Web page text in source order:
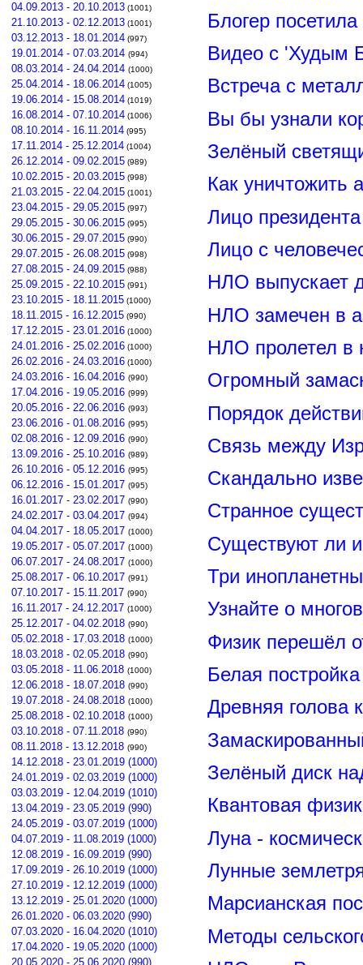
04.09.2013 - 20.10.2013 (1001)
21.10.2013 - 02.12.2013 (1001)
03.12.2013 - 18.01.2014 (997)
19.01.2014 - 07.03.2014 (994)
08.03.2014 - 24.04.2014 (1000)
25.04.2014 - 18.06.2014 (1005)
19.06.2014 - 15.08.2014 (1019)
16.08.2014 - 07.10.2014 (1006)
08.10.2014 - 16.11.2014 (995)
17.11.2014 - 25.12.2014 (1004)
26.12.2014 - 09.02.2015 (989)
10.02.2015 - 20.03.2015 (998)
21.03.2015 - 22.04.2015 (1001)
23.04.2015 - 29.05.2015 (997)
29.05.2015 - 30.06.2015 (995)
30.06.2015 - 29.07.2015 (990)
29.07.2015 - 26.08.2015 (998)
27.08.2015 - 24.09.2015 (988)
25.09.2015 - 22.10.2015 (991)
23.10.2015 - 18.11.2015 (1000)
18.11.2015 - 16.12.2015 (990)
17.12.2015 - 23.01.2016 (1000)
24.01.2016 - 25.02.2016 (1000)
26.02.2016 - 24.03.2016 (1000)
24.03.2016 - 16.04.2016 (990)
17.04.2016 - 19.05.2016 (999)
20.05.2016 - 22.06.2016 (993)
23.06.2016 - 01.08.2016 (995)
02.08.2016 - 12.09.2016 (990)
13.09.2016 - 25.10.2016 (989)
26.10.2016 - 05.12.2016 (995)
06.12.2016 - 15.01.2017 (995)
16.01.2017 - 23.02.2017 (990)
24.02.2017 - 03.04.2017 (994)
04.04.2017 - 18.05.2017 (1000)
19.05.2017 - 05.07.2017 (1000)
06.07.2017 - 24.08.2017 (1000)
25.08.2017 - 06.10.2017 (991)
07.10.2017 - 15.11.2017 (990)
16.11.2017 - 24.12.2017 (1000)
25.12.2017 - 04.02.2018 (990)
05.02.2018 - 17.03.2018 (1000)
18.03.2018 - 02.05.2018 (990)
03.05.2018 - 11.06.2018 (1000)
12.06.2018 - 18.07.2018 (990)
19.07.2018 - 24.08.2018 (1000)
25.08.2018 - 02.10.2018 (1000)
03.10.2018 - 07.11.2018 (990)
08.11.2018 - 13.12.2018 (990)
14.12.2018 - 23.01.2019 (1000)
24.01.2019 - 02.03.2019 (1000)
03.03.2019 - 12.04.2019 (1010)
13.04.2019 - 23.05.2019 (990)
24.05.2019 - 03.07.2019 (1000)
04.07.2019 - 11.08.2019 (1000)
12.08.2019 - 16.09.2019 (990)
17.09.2019 - 26.10.2019 (1000)
27.10.2019 - 12.12.2019 (1000)
13.12.2019 - 25.01.2020 (1000)
26.01.2020 - 06.03.2020 (990)
07.03.2020 - 16.04.2020 (1010)
17.04.2020 - 19.05.2020 (1000)
20.05.2020 - 25.06.2020 (990)
Блогер
Видео с 'Худым
Встреча с
Вы бы узнали
Зелёный
Как уничтожить
Лицо
Лицо с
НЛО выпускает
НЛО замечен в
НЛО пролетел в
Огромный
Порядок
Связь между
Скандально
Странное
Существуют ли
Три
Узнайте о
Физик перешёл
Белая
Древняя голова
Зелёный диск
Квантовая
Луна -
Лунные
Марсианская
Методы